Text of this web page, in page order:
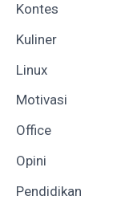
Kontes
Kuliner
Linux
Motivasi
Office
Opini
Pendidikan